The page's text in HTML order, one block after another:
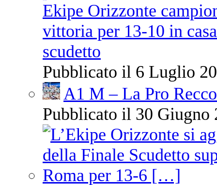
Ekipe Orizzonte
vittoria per 13-10 in
scudetto
Pubblicato il 6 Luglio
A1 M – La Pro
Pubblicato il 30 Giugno